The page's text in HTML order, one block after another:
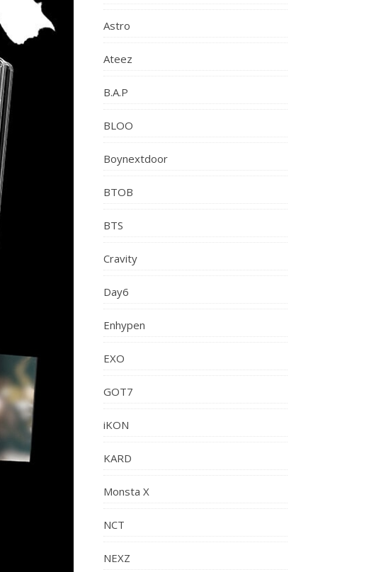
Astro
Ateez
B.A.P
BLOO
Boynextdoor
BTOB
BTS
Cravity
Day6
Enhypen
EXO
GOT7
iKON
KARD
Monsta X
NCT
NEXZ